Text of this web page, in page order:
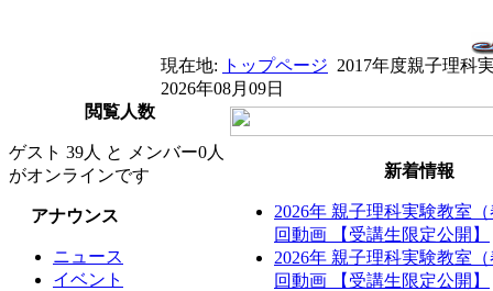
現在地: トップページ 2017年度親子理科
2026年08月09日
閲覧人数
ゲスト 39人 と メンバー0人
がオンラインです
アナウンス
ニュース
イベント
新着情報
2026年 親子理科実験教室
回動画 【受講生限定公開】
2026年 親子理科実験教室
回動画 【受講生限定公開】